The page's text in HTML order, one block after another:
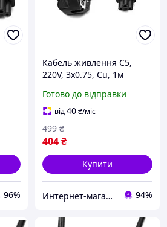
96%
Кабель живлення C5,
220V, 3x0.75, Cu, 1м
Гарантія
Готово до відправки
від40₴/міс
404₴
499 ₴
Купити
Интернет-магазин BoomMarket 94%